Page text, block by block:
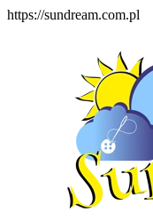
https://sundream.com.pl